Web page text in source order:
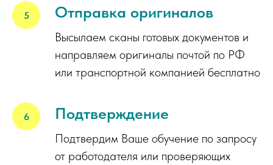
Отправка оригиналов
Высылаем сканы готовых документов и
направляем оригиналы почтой по РФ
или транспортной компанией бесплатно
Подтверждение
Подтвердим Ваше обучение по запросу
от работодателя или проверяющих